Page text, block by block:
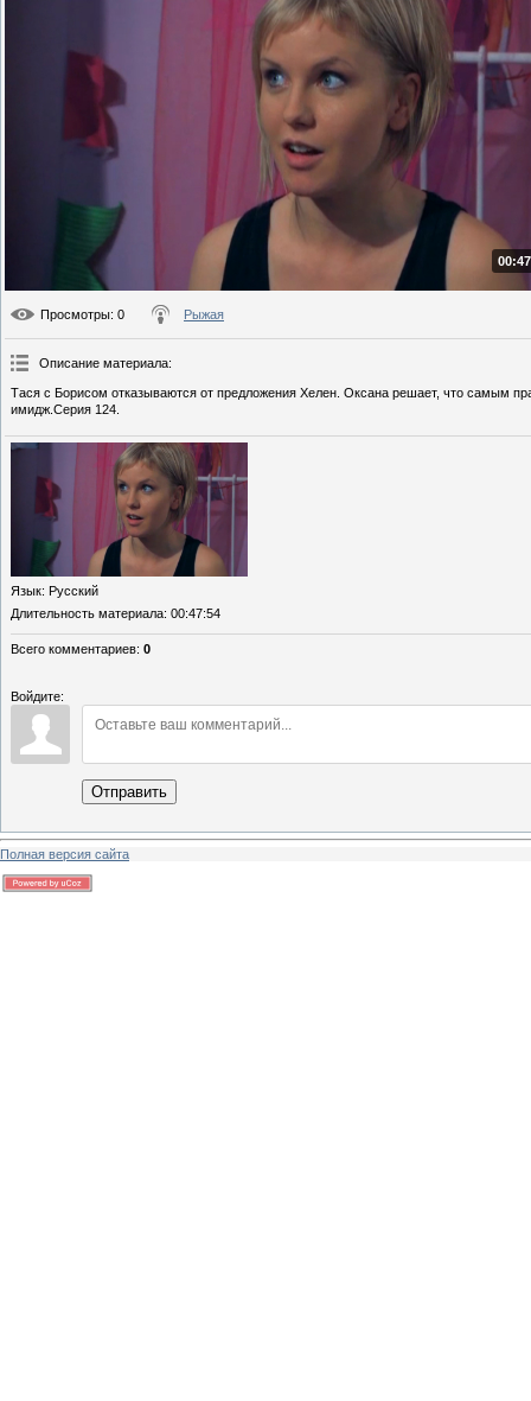
Просмотры: 0 Рыжая
Описание материала:
Тася с Борисом отказываются от предложения Хелен. Оксана решает, что самым
имидж.Серия 124.
Язык: Русский
Длительность материала: 00:47:54
Всего комментариев: 0
Войдите:
Отправить
Полная версия сайта